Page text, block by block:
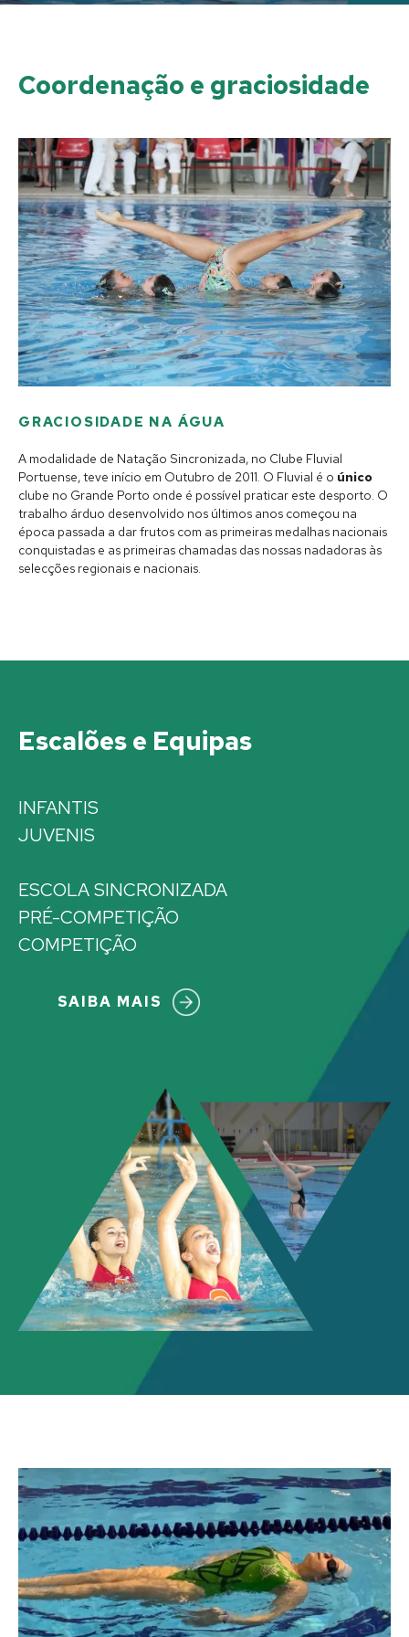
Coordenação e graciosidade
GRACIOSIDADE NA ÁGUA
A modalidade de Natação Sincronizada, no Clube Fluvial
Portuense, teve início em Outubro de 2011. O Fluvial é o único
clube no Grande Porto onde é possível praticar este desporto. O
trabalho árduo desenvolvido nos últimos anos começou na
época passada a dar frutos com as primeiras medalhas nacionais
conquistadas e as primeiras chamadas das nossas nadadoras às
selecções regionais e nacionais.
Escalões e Equipas
INFANTIS
JUVENIS
ESCOLA SINCRONIZADA
PRÉ-COMPETIÇÃO
COMPETIÇÃO
SAIBA MAIS